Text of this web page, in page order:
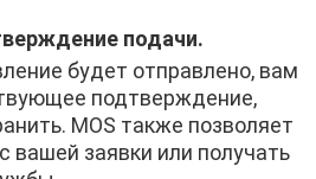
подачи.
будет отправлено, вам
подтверждение,
MOS также позволяет
вашей заявки или получать